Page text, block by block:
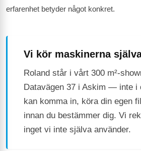
erfarenhet betyder något konkret.
Vi kör maskinerna
Roland står i vårt 300 m²-
Datavägen 37 i Askim — inte i
kan komma in, köra din egen
innan du bestämmer dig. Vi
inget vi inte själva använder.